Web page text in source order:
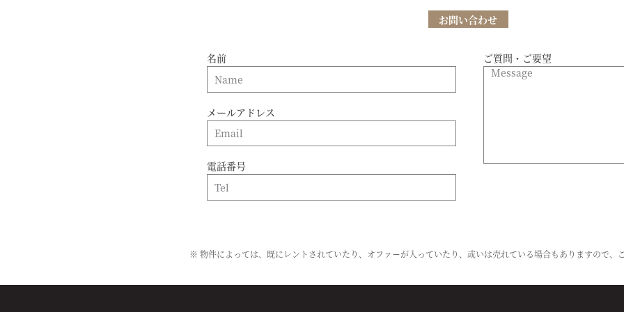
お問い合わせ
名前
メールアドレス
電話番号
ご質問・ご要望
※ 物件によっては、既にレントされていたり、オファーが入っていたり、或いは売れている場合もありますので、ご